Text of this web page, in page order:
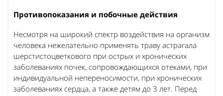
Противопоказания и побочные действия
Несмотря на широкий спектр воздействия на организм
человека нежелательно применять траву астрагала
шерстистоцветкового при острых и хронических
заболеваниях почек, сопровождающихся отеками, при
индивидуальной непереносимости, при хронических
заболеваниях сердца, а также детям до 3 лет. Перед